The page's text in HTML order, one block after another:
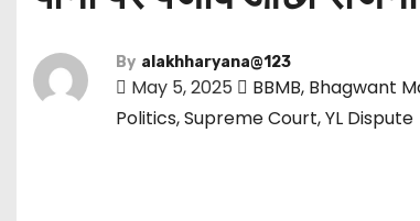
By alakhharyana@123
May 5, 2025 BBMB, Bhagwant
Politics,Supreme Court,YL Dispute